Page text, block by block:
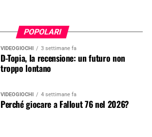
POPOLARI
VIDEOGIOCHI 3 settimane fa
D-Topia, la recensione: un futuro non
troppo lontano
VIDEOGIOCHI 4 settimane fa
Perché giocare a Fallout 76 nel 2026?